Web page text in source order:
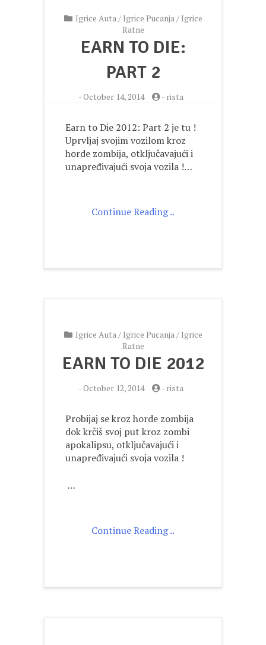
Igrice Auta/ Igrice Pucanja/ Igrice
Ratne
EARN TO DIE:
PART 2
-October 14, 2014 - rista
Earn to Die 2012: Part 2 je tu !
Uprvljaj svojim vozilom kroz
horde zombija, otključavajući i
unapređivajući svoja vozila !…
Continue Reading ..
Igrice Auta/ Igrice Pucanja/ Igrice
Ratne
EARN TO DIE 2012
-October 12, 2014 - rista
Probijaj se kroz horde zombija
dok krčiš svoj put kroz zombi
apokalipsu, otključavajući i
unapređivajući svoja vozila !
…
Continue Reading ..